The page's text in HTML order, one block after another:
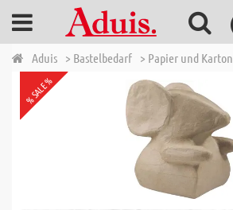
Aduis > Bastelbedarf > Papier und Karton
% SALE %